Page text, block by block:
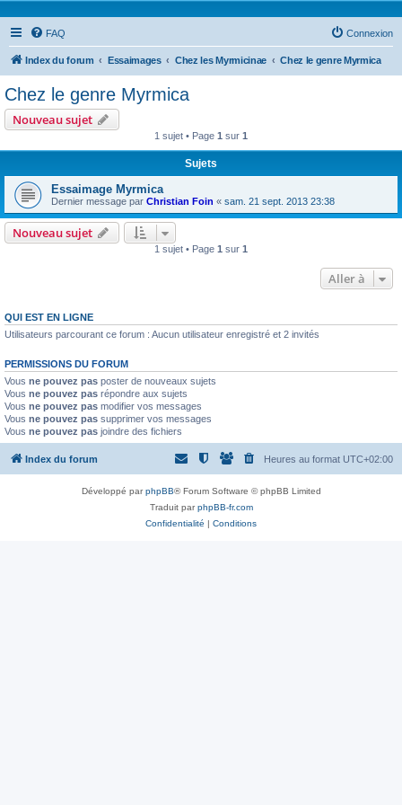
FAQ Connexion
Index du forum Essaimages Chez les Myrmicinae Chez le genre Myrmica
Chez le genre Myrmica
Nouveau sujet
1 sujet • Page 1 sur 1
Sujets
Essaimage Myrmica
Dernier message par Christian Foin « sam. 21 sept. 2013 23:38
Nouveau sujet
1 sujet • Page 1 sur 1
Aller à
QUI EST EN LIGNE
Utilisateurs parcourant ce forum : Aucun utilisateur enregistré et 2 invités
PERMISSIONS DU FORUM
Vous ne pouvez pas poster de nouveaux sujets
Vous ne pouvez pas répondre aux sujets
Vous ne pouvez pas modifier vos messages
Vous ne pouvez pas supprimer vos messages
Vous ne pouvez pas joindre des fichiers
Index du forum Heures au format UTC+02:00
Développé parphpBB® Forum Software © phpBB Limited
Traduit parphpBB-fr.com
Confidentialité | Conditions